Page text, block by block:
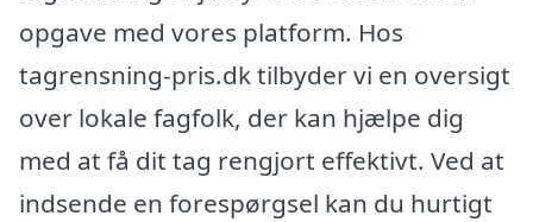
opgave med vores platform. Hos
tagrensning-pris.dk tilbyder vi en oversigt
over lokale fagfolk, der kan hjælpe dig
med at få dit tag rengjort effektivt. Ved at
indsende en forespørgsel kan du hurtigt